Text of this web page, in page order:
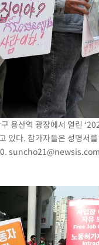
용산역 광장에서 열린
있다. 참가자들은 성명서
suncho21@newsis.com